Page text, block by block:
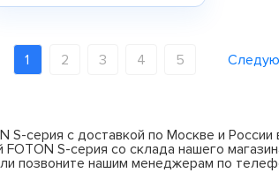
1 2 3 4 5
S-серия с доставкой по Москве и России
S-серия со склада нашего
позвоните нашим менеджерам по